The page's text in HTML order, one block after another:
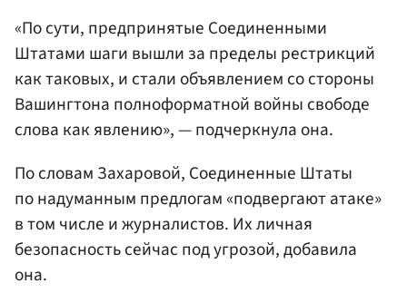
«По сути, предпринятые Соединенными
Штатами шаги вышли за пределы рестрикций
как таковых, и стали объявлением со стороны
Вашингтона полноформатной войны свободе
слова как явлению», — подчеркнула она.
По словам Захаровой, Соединенные Штаты
по надуманным предлогам «подвергают атаке»
в том числе и журналистов. Их личная
безопасность сейчас под угрозой, добавила
она.